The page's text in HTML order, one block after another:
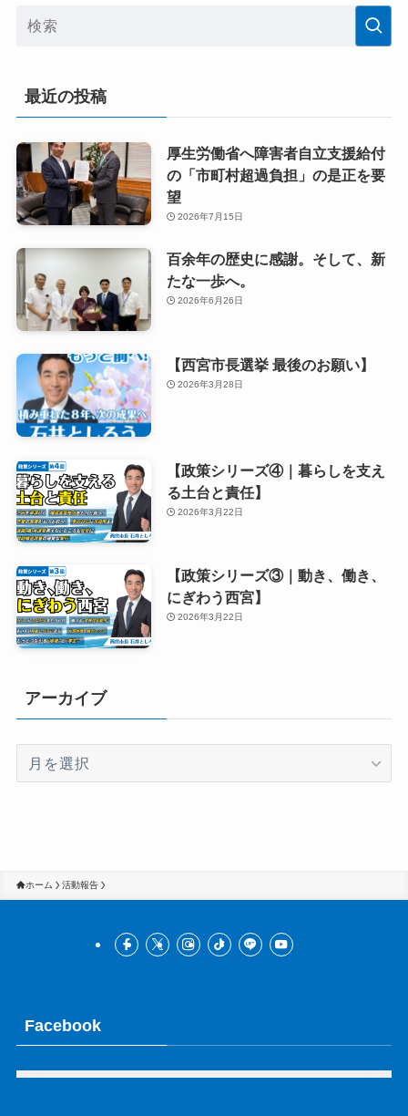
最近の投稿
厚生労働省へ障害者自立支援給付
の「市町村超過負担」の是正を要
望
2026年7月15日
百余年の歴史に感謝。そして、新
たな一歩へ。
2026年6月26日
【西宮市長選挙 最後のお願い】
2026年3月28日
【政策シリーズ④｜暮らしを支え
る土台と責任】
2026年3月22日
【政策シリーズ③｜動き、働き、
にぎわう西宮】
2026年3月22日
アーカイブ
ホーム 活動報告
Facebook